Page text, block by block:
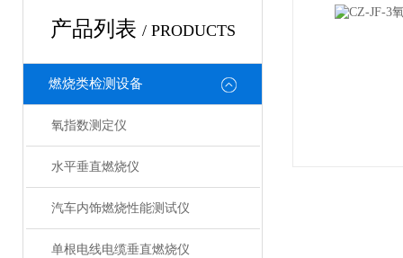
产品列表 / PRODUCTS
燃烧类检测设备
氧指数测定仪
水平垂直燃烧仪
汽车内饰燃烧性能测试仪
单根电线电缆垂直燃烧仪